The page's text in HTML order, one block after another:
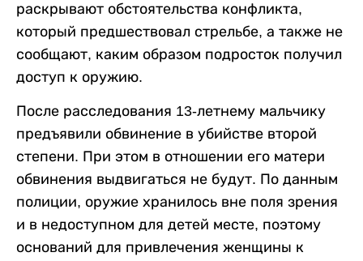
раскрывают обстоятельства конфликта,
который предшествовал стрельбе, а также не
сообщают, каким образом подросток получил
доступ к оружию.
После расследования 13-летнему мальчику
предъявили обвинение в убийстве второй
степени. При этом в отношении его матери
обвинения выдвигаться не будут. По данным
полиции, оружие хранилось вне поля зрения
и в недоступном для детей месте, поэтому
оснований для привлечения женщины к